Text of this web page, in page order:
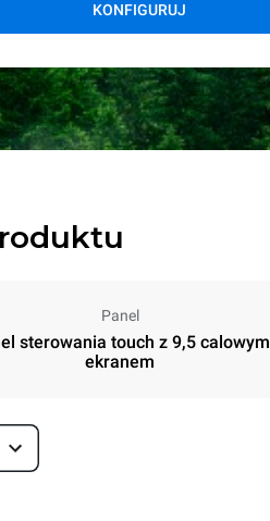
KONFIGURUJ
Panel
sterowania touch z 9,5 calowym
ekranem